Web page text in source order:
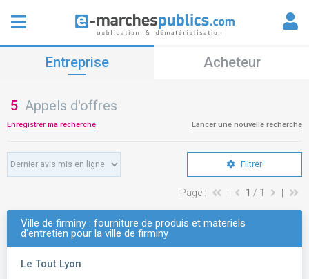
Entreprise Acheteur
5 Appels d'offres
Enregistrer ma recherche Lancer une nouvelle recherche
Filtrer
Page : 1 / 1
Ville de firminy : fourniture de produis et materiels
d'entretien pour la ville de firminy
Le Tout Lyon